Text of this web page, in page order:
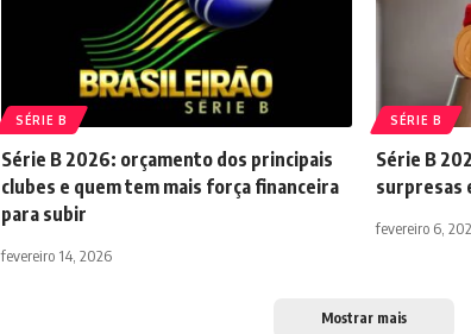
SÉRIE B
Série B 2026: orçamento dos principais
clubes e quem tem mais força financeira
para subir
fevereiro 14, 2026
SÉRIE B
Série B
surpresas
fevereiro 6,
Mostrar mais